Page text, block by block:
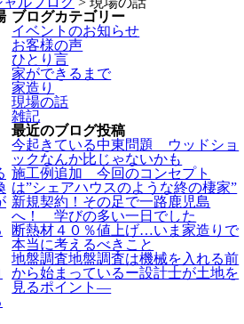
ブログカテゴリー
イベントのお知らせ
お客様の声
ひとり言
家ができるまで
家造り
現場の話
雑記
最近のブログ投稿
今起きている中東問題 ウッドショ
ックなんか比じゃないかも
施工例追加 今回のコンセプト
は”シェアハウスのような終の棲家”
新規契約！その足で一路鹿児島
へ！ 学びの多い一日でした
断熱材４０％値上げ…いま家造りで
本当に考えるべきこと
地盤調査地盤調査は機械を入れる前
から始まっているー設計士が土地を
見るポイント―